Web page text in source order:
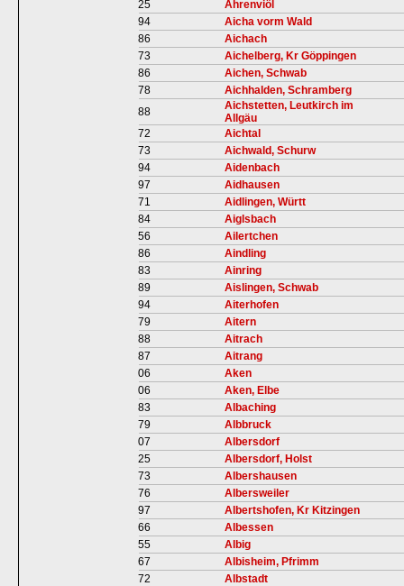
25
Ahrenviöl
94
Aicha vorm Wald
86
Aichach
73
Aichelberg, Kr Göppingen
86
Aichen, Schwab
78
Aichhalden, Schramberg
88
Aichstetten, Leutkirch im
Allgäu
72
Aichtal
73
Aichwald, Schurw
94
Aidenbach
97
Aidhausen
71
Aidlingen, Württ
84
Aiglsbach
56
Ailertchen
86
Aindling
83
Ainring
89
Aislingen, Schwab
94
Aiterhofen
79
Aitern
88
Aitrach
87
Aitrang
06
Aken
06
Aken, Elbe
83
Albaching
79
Albbruck
07
Albersdorf
25
Albersdorf, Holst
73
Albershausen
76
Albersweiler
97
Albertshofen, Kr Kitzingen
66
Albessen
55
Albig
67
Albisheim, Pfrimm
72
Albstadt